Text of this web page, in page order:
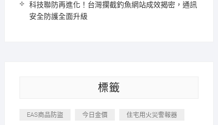
科技聯防再進化！台灣攔截釣魚網站成效揭密，通訊
安全防護全面升級
標籤
EAS商品防盜 今日金價 住宅用火災警報器